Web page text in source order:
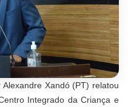
Alexandre Xandó (PT) relatou
Integrado da Criança e